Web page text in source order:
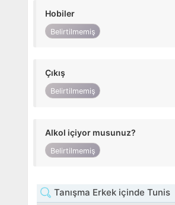
Hobiler
Belirtilmemiş
Çıkış
Belirtilmemiş
Alkol içiyor musunuz?
Belirtilmemiş
Tanışma Erkek içinde Tunis